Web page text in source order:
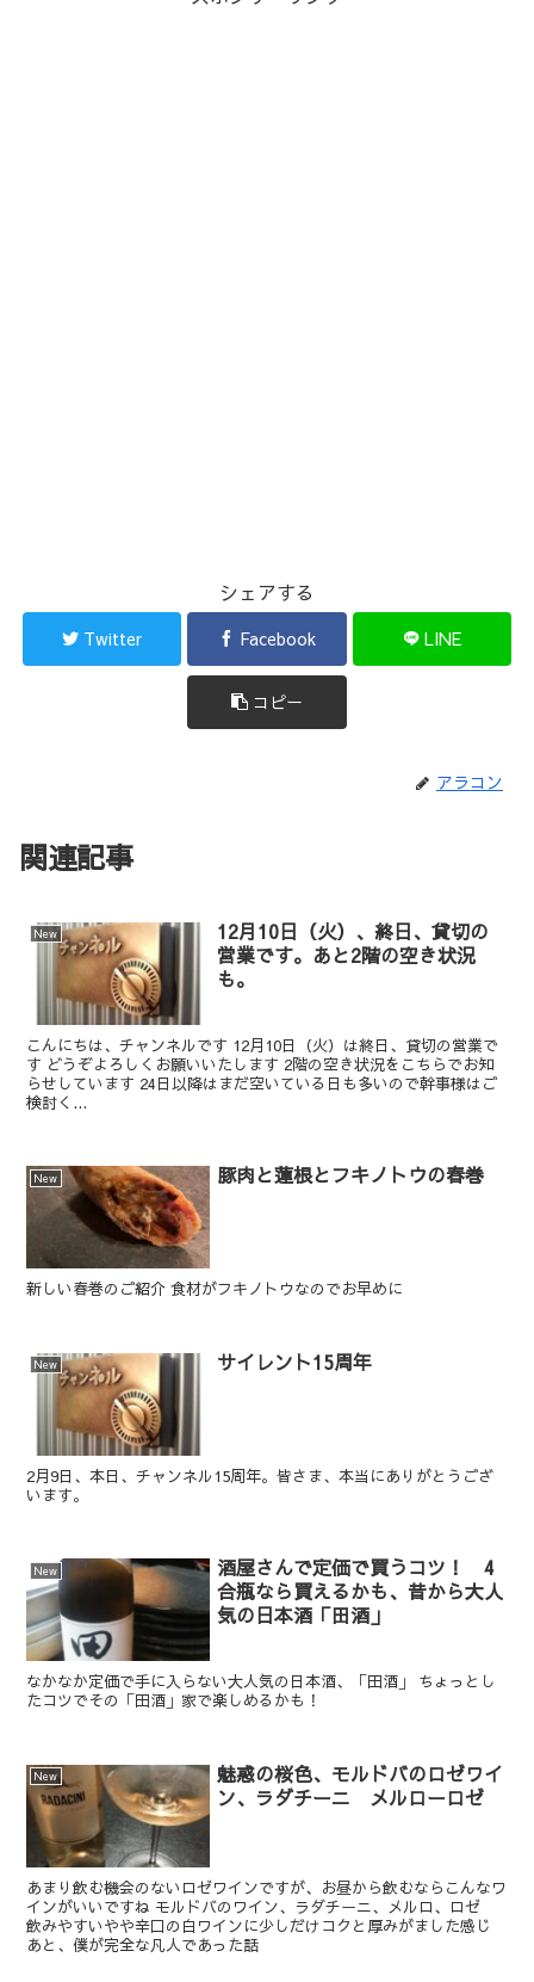
シェアする
Twitter Facebook LINE
コピー
アラコン
関連記事
New
12月10日（火）、終日、貸切の
営業です。あと2階の空き状況
も。
こんにちは、チャンネルです 12月10日（火）は終日、貸切の営業で
す どうぞよろしくお願いいたします 2階の空き状況をこちらでお知
らせしています 24日以降はまだ空いている日も多いので幹事様はご
検討く...
New 豚肉と蓮根とフキノトウの春巻
新しい春巻のご紹介 食材がフキノトウなのでお早めに
New サイレント15周年
2月9日、本日、チャンネル15周年。皆さま、本当にありがとうござ
います。
New
酒屋さんで定価で買うコツ！ 4
合瓶なら買えるかも、昔から大人
気の日本酒「田酒」
なかなか定価で手に入らない大人気の日本酒、「田酒」 ちょっとし
たコツでその「田酒」家で楽しめるかも！
New
魅惑の桜色、モルドバのロゼワイ
ン、ラダチーニ メルローロゼ
あまり飲む機会のないロゼワインですが、お昼から飲むならこんなワ
インがいいですね モルドバのワイン、ラダチーニ、メルロ、ロゼ
飲みやすいやや辛口の白ワインに少しだけコクと厚みがました感じ
あと、僕が完全な凡人であった話